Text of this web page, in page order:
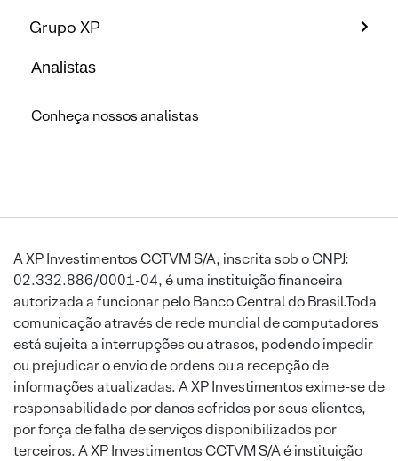
Grupo XP
Analistas
Conheça nossos analistas
A XP Investimentos CCTVM S/A, inscrita sob o CNPJ:
02.332.886/0001-04, é uma instituição financeira
autorizada a funcionar pelo Banco Central do Brasil.Toda
comunicação através de rede mundial de computadores
está sujeita a interrupções ou atrasos, podendo impedir
ou prejudicar o envio de ordens ou a recepção de
informações atualizadas. A XP Investimentos exime-se de
responsabilidade por danos sofridos por seus clientes,
por força de falha de serviços disponibilizados por
terceiros. A XP Investimentos CCTVM S/A é instituição